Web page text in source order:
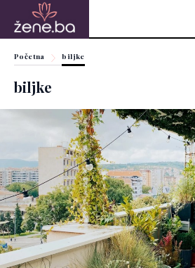
Početna biljke
biljke